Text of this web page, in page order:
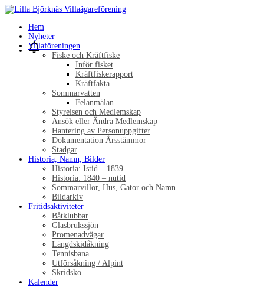
Hem
Nyheter
Villaföreningen
Fiske och Kräftfiske
Inför fisket
Kräftfiskerapport
Kräftfakta
Sommarvatten
Felanmälan
Styrelsen och Medlemskap
Ansök eller Ändra Medlemskap
Hantering av Personuppgifter
Dokumentation Årsstämmor
Stadgar
Historia, Namn, Bilder
Historia: Istid – 1839
Historia: 1840 – nutid
Sommarvillor, Hus, Gator och Namn
Bildarkiv
Fritidsaktiviteter
Båtklubbar
Glasbrukssjön
Promenadvägar
Längdskidåkning
Tennisbana
Utförsåkning / Alpint
Skridsko
Kalender